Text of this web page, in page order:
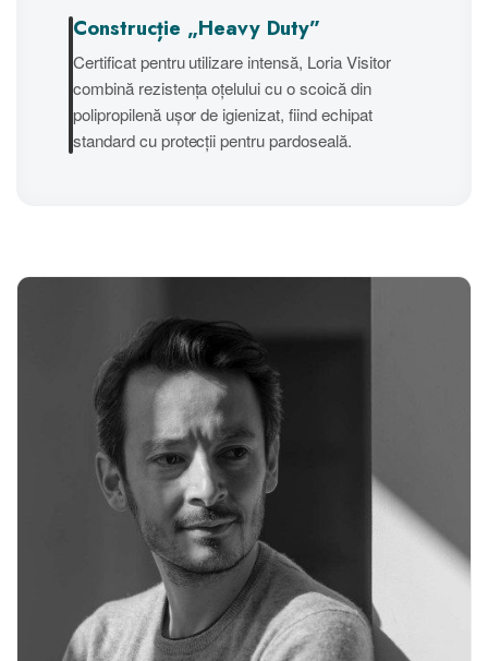
Construcție „Heavy Duty”
Certificat pentru utilizare intensă, Loria Visitor
combină rezistența oțelului cu o scoică din
polipropilenă ușor de igienizat, fiind echipat
standard cu protecții pentru pardoseală.